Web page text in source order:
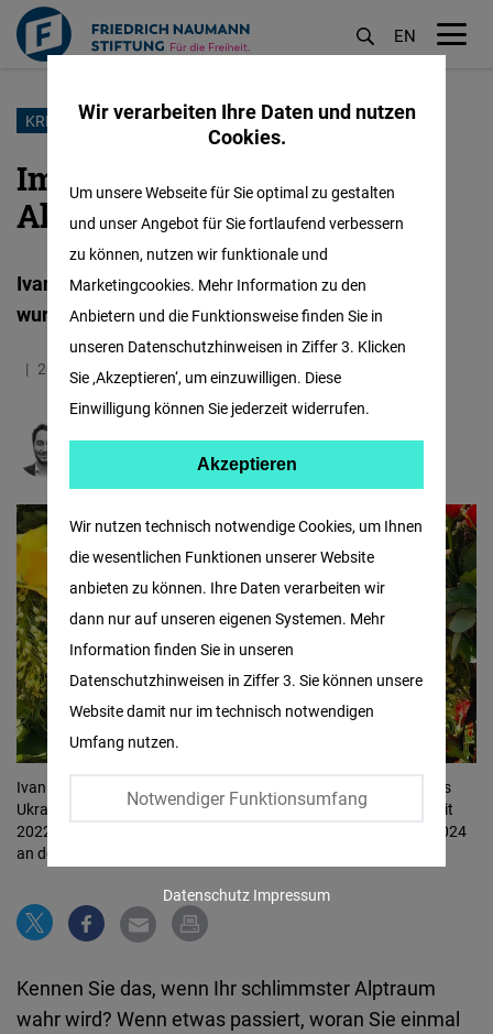
Direkt
Inhalt
EN
KRIEG IN DER UKRAINE
Im Gedenken an den
Aktivisten Ivan Paramonov
Ivan Paramonov wurde 28 Jahre alt. Am 8. Juni
wurde er in der Region Charkiw getötet.
20.06.2024 5.5 Minuten Ukraine
Ivan Paramonov war Mitbegründer der NGO Shtuka, mit der das
Ukraine-Büro der Friedrich-Naumann-Stiftung für die Freiheit seit
2022 eng zusammenarbeitet. Ivan Paramonov ist am 8. Juni 2024
an der Front bei Charkiw gefallen.
Kennen Sie das, wenn Ihr schlimmster Alptraum
wahr wird? Wenn etwas passiert, woran Sie einmal
Wir verarbeiten Ihre Daten und nutzen
Cookies.
Wir nutzen technisch notwendige Cookies, um Ihnen
die wesentlichen Funktionen unserer Website
anbieten zu können. Ihre Daten verarbeiten wir
dann nur auf unseren eigenen Systemen. Mehr
Information finden Sie in unseren
Datenschutzhinweisen in Ziffer 3. Sie können unsere
Website damit nur im technisch notwendigen
Umfang nutzen.
Notwendiger Funktionsumfang
Um unsere Webseite für Sie optimal zu gestalten
und unser Angebot für Sie fortlaufend verbessern
zu können, nutzen wir funktionale und
Marketingcookies. Mehr Information zu den
Anbietern und die Funktionsweise finden Sie in
unseren Datenschutzhinweisen in Ziffer 3. Klicken
Sie ‚Akzeptieren‘, um einzuwilligen. Diese
Einwilligung können Sie jederzeit widerrufen.
Facebook
Embed
Twitter
Embed
Instagram
Google
Embed
Akzeptieren
Datenschutz Impressum